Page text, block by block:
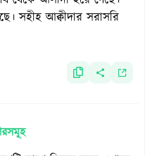
সহীহ আক্বীদার সরাসরি